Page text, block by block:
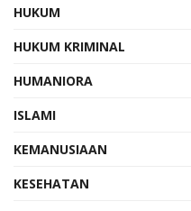
HUKUM
HUKUM KRIMINAL
HUMANIORA
ISLAMI
KEMANUSIAAN
KESEHATAN